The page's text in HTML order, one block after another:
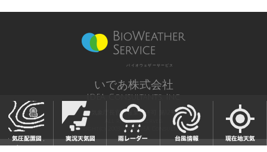
バイオウェザーサービス
いであ株式会社
IDEA Consultants, Inc.
気象庁長官予報業務許可 第12号
All Rights Reserved,
Copyright(c) 2003-2021 IDEA Consultants,Inc